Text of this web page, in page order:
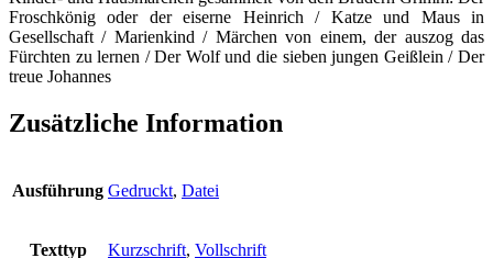
Froschkönig oder der eiserne Heinrich / Katze und Maus in
Gesellschaft / Marienkind / Märchen von einem, der auszog das
Fürchten zu lernen / Der Wolf und die sieben jungen Geißlein / Der
treue Johannes
Zusätzliche Information
Ausführung Gedruckt, Datei
Texttyp Kurzschrift, Vollschrift